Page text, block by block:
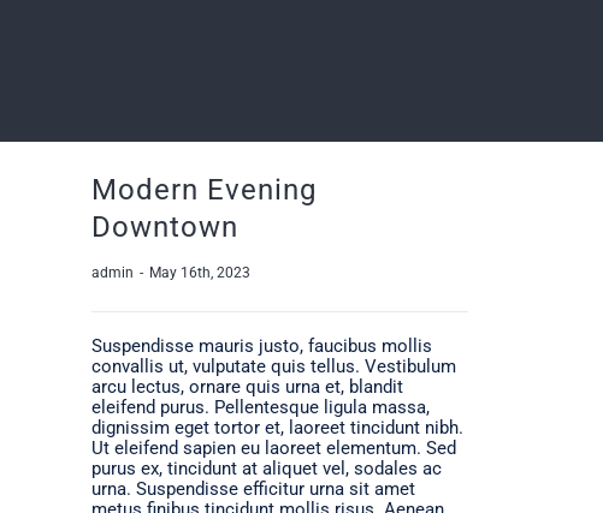
Modern Evening
Downtown
admin - May 16th, 2023
Suspendisse mauris justo, faucibus mollis
convallis ut, vulputate quis tellus. Vestibulum
arcu lectus, ornare quis urna et, blandit
eleifend purus. Pellentesque ligula massa,
dignissim eget tortor et, laoreet tincidunt nibh.
Ut eleifend sapien eu laoreet elementum. Sed
purus ex, tincidunt at aliquet vel, sodales ac
urna. Suspendisse efficitur urna sit amet